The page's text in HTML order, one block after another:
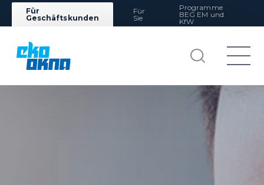
Für
Geschäftskunden
Für
Sie
Programme
BEG EM und
KfW